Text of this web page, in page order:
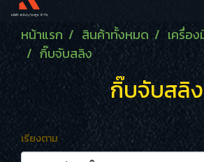
หน้าแรก สินค้าทั้งหมด
เครื่อ
กิ๊บจับสลิง
กิ๊บจับสลิง
เรียงตาม